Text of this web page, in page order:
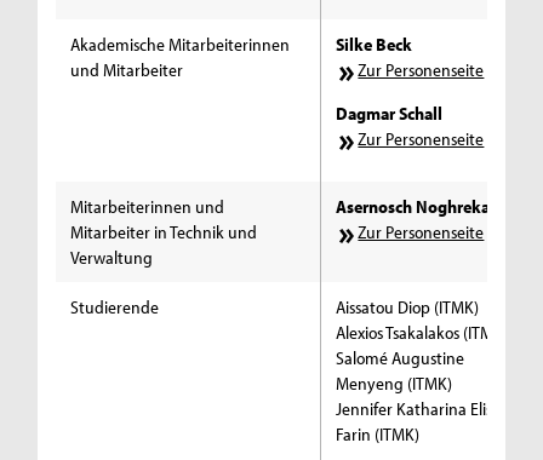
Akademische Mitarbeiterinnen
und Mitarbeiter
Silke Beck
Zur Personenseite
Dagmar Schall
Zur Personenseite
Mitarbeiterinnen und
Mitarbeiter in Technik und
Verwaltung
Asernosch Noghrekar
Zur Personenseite
Studierende
Aissatou Diop (ITMK)
Alexios Tsakalakos (ITMK)
Salomé Augustine
Menyeng (ITMK)
Jennifer Katharina Elisabeth
Farin (ITMK)